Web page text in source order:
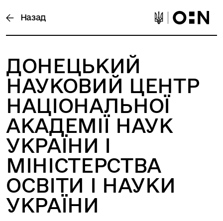
Назад
ДОНЕЦЬКИЙ
НАУКОВИЙ ЦЕНТР
НАЦІОНАЛЬНОЇ
АКАДЕМІЇ НАУК
УКРАЇНИ І
МІНІСТЕРСТВА
ОСВІТИ І НАУКИ
УКРАЇНИ